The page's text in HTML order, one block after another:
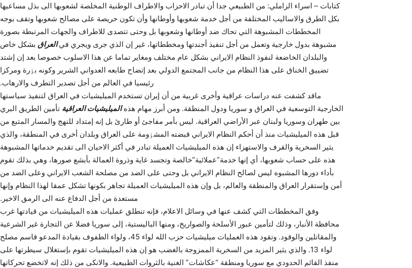
کتابات – اسراء الزاملي: من الطبيعي جدا أن تبادر الاحزاب والاطراف الوطنية المخلصة لشعوبها الى بذل مساعيها
بکل الطرق والاساليب المختلفة من أجل خدمة شعوبها وأوطانها وأن تکون حريصة على مصالح شعوبها وتقف بوجه
المخططات المشبوهة التي تحاك ضد أوطانها وشعوبها بل وحتى تتصدى للاطراف والجهات المرتبطة بصورة
مشبوهة بدول خارجية وتعمل من أجل تنفيذ أجندتها ومخططاتها، غير إن الذي جرى ويجري فيالعراق بشکل خاص
والبلدان الخاضعة لنفوذ النظام الايراني بشکل عام مختلف ومغاير تماما عن هذا الاسلوب خصوصا بعد إن إشتد
تضييق الخناق على هذا النظام من جانب المجتمع الدولي بعد إتضاح طابعه العدواني الشرير وکونه بٶرة ومرکزا
رئيسيا في العالم من أجل تصدير التطرف والارهاب.
ماقد کشفت عنه دراسات عراقية وأخرى غربية من أن إيران تستخدم الميليشيات في العراق لتنفيذ سياستها
الخارجية التوسعية في العراق و سوريا ودول المنطقة. ومن أبرز مهام هذهالميليشيات العراقية تأمين الطريق البري
بين طهران وسوريا ولبنان عبر الأراضي العراقية. ليس بأمر مفاجئ أو طارئ بل إنه إمتداد للنهج والمسار المتبع من
قبل هذه الميليشيات منذ أن أحکم النظام الايراني قبضته المشٶومة على العراق وبلدان أخرى في المنطقة، والذي
يثير السخرية والقرف والاستهزاء إن هذه الميليشيات العميلة تبادر في أکثر الاحيان الى تقديم خدماتها المشبوهة
هذه على حساب شعوبها، أي إنها خدمة”عملائية”خالصة وتجسد غاية وذروة العمالة بأبشع صورها، وهي بذلك تقوم
بأداء دورها المشبوه ليس لصالح النظام الايراني بل وحتى على الضد من مصلحة الشعب الايراني وعلى الضد من
أمن وإستقرار العراق والمنطقة والعالم، بل وإن هذه الميليشيات العميلة تجاهر بکونها تشکل عمقا لهذا النظام وإنها
مستعدة من أجل الدفاع عنه الى الرمق الاخير.
وفق المخططات التي کشف عنها في وسائل الاعلام، فإنه تنطلق عمليات هذه الميليشيات من قيادتها غرب
محافظة الأنبار، وذلك لتأمين عبور الأسلحة والصواريخ، ومنها الباليستية، إلى سوريا فضلا عن التجارة غير الشرعية
والمقاتلين والوقود. وتقود هذه العمليات ميليشيات حزب الله لواء 45، ولواء الطفوف بقيادة المدعو قاسم مصلح
لواء 13. والذي يثير المزيد من السخرية الممزوجة بالغضب هو إن هذه الميليشيات تقوم بإستغلال سيطرتها على
منفذ القائم الحدودي مع سوريا ومنطقة “عكاشات” الغنية بالثروات الطبيعية. والانکى من ذلك إنه لاتخضع تحركاتها